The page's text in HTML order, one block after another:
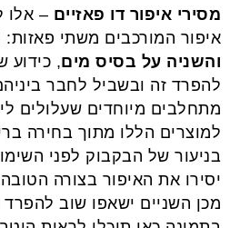
מסירי איפור דו פאזיים – אלו
איפור המורכבים משתי פאזות:
והשניה על בסיס מים, כידוע
להפרד זה ובשביל לחבר
מתחלבים מיוחדים שעלולים
למוצרים הללו מתוך בחירה
בניעור של הבקבוק לפני
יסירו את האיפור בצורה
מכן השניים ישאפו שוב להפרד